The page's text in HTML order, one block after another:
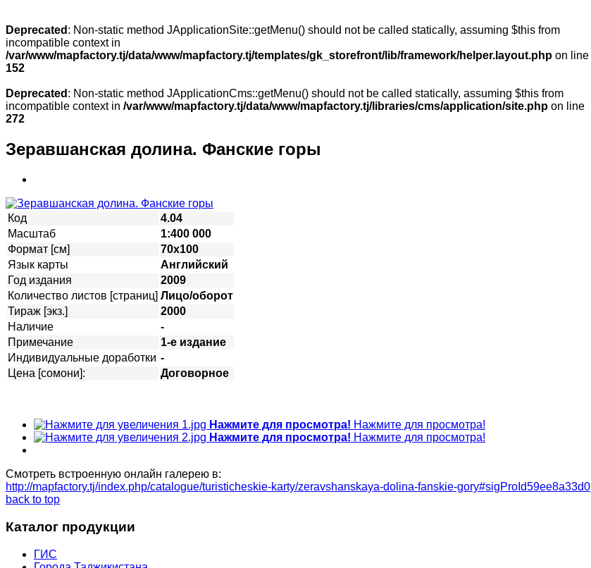
Deprecated : Non-static method JApplicationSite::getMenu() should not be called statically, assuming $this from
incompatible context in
/var/www/mapfactory.tj/data/www/mapfactory.tj/templates/gk_storefront/lib/framework/helper.layout.php on line
152
Deprecated : Non-static method JApplicationCms::getMenu() should not be called statically, assuming $this from
incompatible context in /var/www/mapfactory.tj/data/www/mapfactory.tj/libraries/cms/application/site.php on line
272
Зеравшанская долина. Фанские горы
Код
4.04
Масштаб
1:400 000
Формат [см]
70х100
Язык карты
Английский
Год издания
2009
Количество листов [страниц] Лицо/оборот
Тираж [экз.]
2000
Наличие
-
Примечание
1-е издание
Индивидуальные доработки -
Цена [сомони]:
Договорное
Нажмите для просмотра! Нажмите для просмотра!
Нажмите для просмотра! Нажмите для просмотра!
Смотреть встроенную онлайн галерею в:
http://mapfactory.tj/index.php/catalogue/turisticheskie-karty/zeravshanskaya-dolina-fanskie-gory#sigProId59ee8a33d0
back to top
Каталог продукции
ГИС